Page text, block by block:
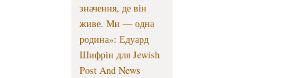
значення, де він
живе. Ми — одна
родина»: Едуард
Шифрін для Jewish
Post And News